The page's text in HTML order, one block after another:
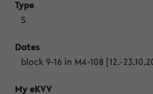
S
block 9-16 in M4-108 [12.-